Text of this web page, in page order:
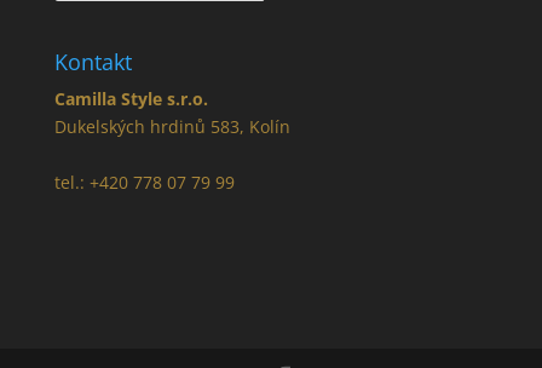
Kontakt
Camilla Style s.r.o.
Dukelských hrdinů 583, Kolín
tel.: +420 778 07 79 99